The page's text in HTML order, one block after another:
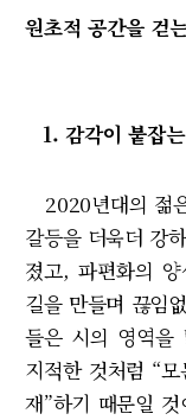
원초적 공간을 걷
1. 감각이 붙잡
2020년대의 젊
갈등을 더욱더 강
졌고, 파편화의
길을 만들며 끊임
들은 시의 영역을
지적한 것처럼 “
재”하기 때문일